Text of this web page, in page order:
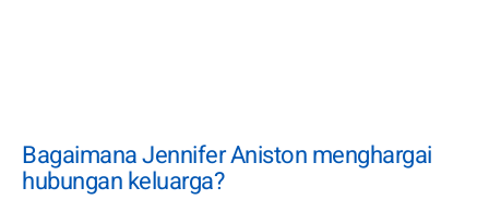
Bagaimana Jennifer Aniston menghargai
hubungan keluarga?